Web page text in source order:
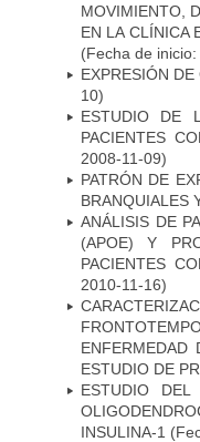
MOVIMIENTO,
EN LA CLÍNICA
(Fecha de
EXPRESIÓN
10)
ESTUDIO DE
PACIENTES
2008-11-09)
PATRÓN DE
BRANQUIALES
ANÁLISIS DE
(APOE) Y
PACIENTES
2010-11-16)
ENFERMEDAD
ESTUDIO DE
ESTUDIO
INSULINA-1